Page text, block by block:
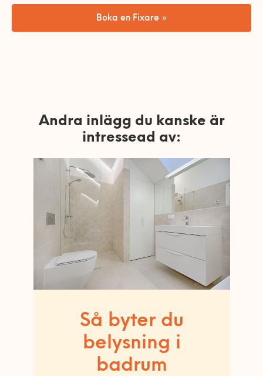
Boka en Fixare »
Andra inlägg du kanske är
intressead av:
Så byter du
belysning i
badrum